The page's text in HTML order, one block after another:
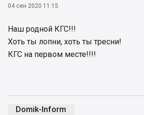
04 сен 2020 11:15
Наш родной КГС!!!
Хоть ты лопни, хоть ты тресни!
КГС на первом месте!!!!
Domik-Inform